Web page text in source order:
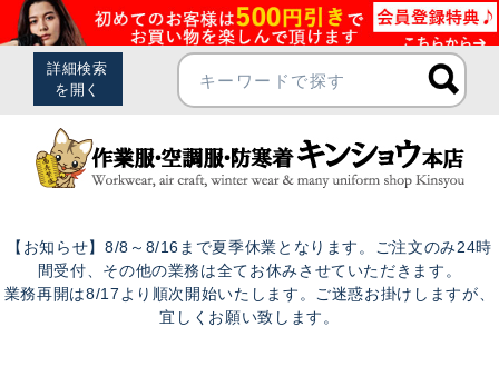
【お知らせ】8/8～8/16まで夏季休業となります。ご注文のみ24時
間受付、その他の業務は全てお休みさせていただきます。
業務再開は8/17より順次開始いたします。ご迷惑お掛けしますが、
宜しくお願い致します。